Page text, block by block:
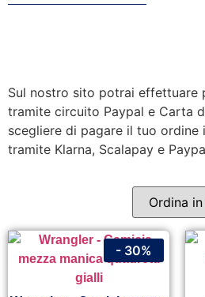
Sul nostro sito potrai effettuare
tramite circuito Paypal e Carta
scegliere di pagare il tuo ordine
tramite Klarna, Scalapay e
- 30%